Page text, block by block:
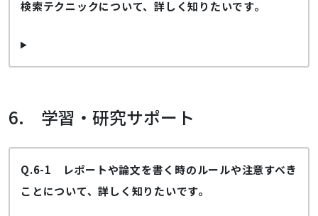
検索テクニックについて、詳しく知りたいです。
6. 学習・研究サポート
Q.6-1 レポートや論文を書く時のルールや注意すべき
ことについて、詳しく知りたいです。